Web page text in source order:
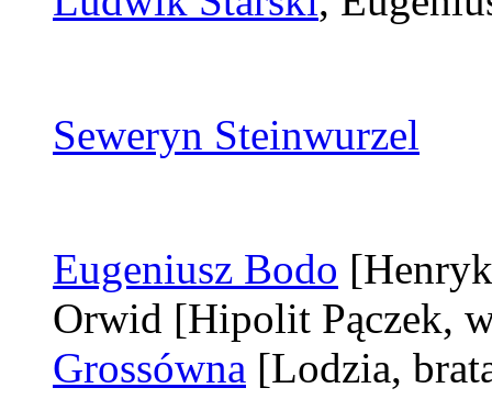
Seweryn Steinwurzel
Eugeniusz Bodo
Orwid [Hipolit Pączek,
Grossówna [Lodzia,